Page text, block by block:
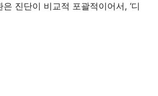
진단이 비교적 포괄적이어서, ‘디